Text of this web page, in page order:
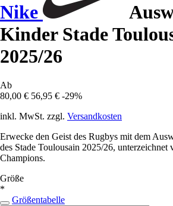
Nike
Kinder Stade
2025/26
Ab
80,00 € 56,95 € -29%
inkl. MwSt. zzgl. Versandkosten
Erwecke den Geist des Rugbys mit dem
des Stade Toulousain 2025/26,
Champions.
Größe
*
Größentabelle